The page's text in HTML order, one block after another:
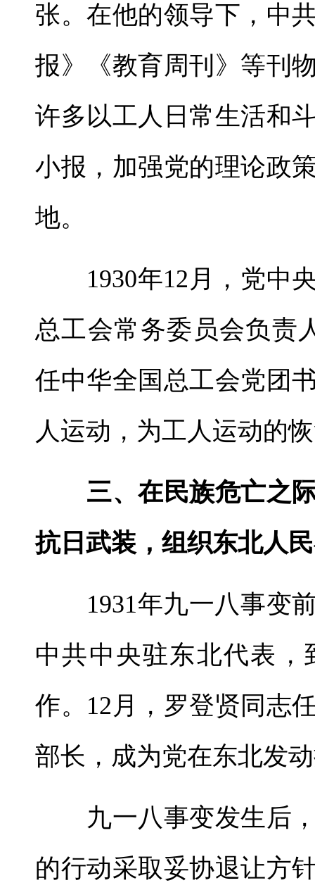
张。在他的领导下，中
报》《教育周刊》等刊
许多以工人日常生活和
小报，加强党的理论政
地。
1930年12月，党中央
总工会常务委员会负责
任中华全国总工会党团
人运动，为工人运动的
三、在民族危亡之际
抗日武装，组织东北人
1931年九一八事变前
中共中央驻东北代表
作。12月，罗登贤同志
部长，成为党在东北发
九一八事变发生后，
的行动采取妥协退让方